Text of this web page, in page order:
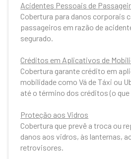
Acidentes Pessoais de
Cobertura para danos corporais
passageiros em razão de
segurado.
Créditos em Aplicativos de
Cobertura garante crédito em
mobilidade como Vá de Táxi ou
até o término dos créditos (o
Proteção aos Vidros
Cobertura que prevê a troca ou
danos aos vidros, às lanternas,
retrovisores.